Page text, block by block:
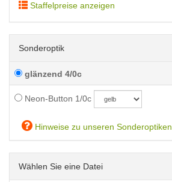
Staffelpreise anzeigen
Sonderoptik
glänzend 4/0c
Neon-Button 1/0c
Hinweise zu unseren Sonderoptiken
Wählen Sie eine Datei